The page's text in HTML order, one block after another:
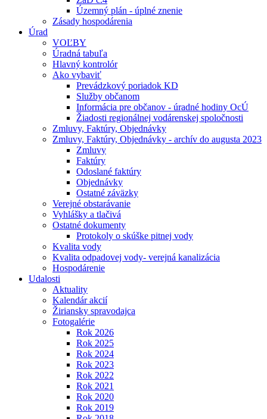
Územný plán - úplné znenie
Zásady hospodárenia
Úrad
VOĽBY
Úradná tabuľa
Hlavný kontrolór
Ako vybaviť
Prevádzkový poriadok KD
Služby občanom
Informácia pre občanov - úradné hodiny OcÚ
Žiadosti regionálnej vodárenskej spoločnosti
Zmluvy, Faktúry, Objednávky
Zmluvy, Faktúry, Objednávky - archív do augusta 2023
Zmluvy
Faktúry
Odoslané faktúry
Objednávky
Ostatné záväzky
Verejné obstarávanie
Vyhlášky a tlačivá
Ostatné dokumenty
Protokoly o skúške pitnej vody
Kvalita vody
Kvalita odpadovej vody- verejná kanalizácia
Hospodárenie
Udalosti
Aktuality
Kalendár akcií
Žiriansky spravodajca
Fotogalérie
Rok 2026
Rok 2025
Rok 2024
Rok 2023
Rok 2022
Rok 2021
Rok 2020
Rok 2019